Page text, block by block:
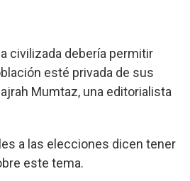
civilizada debería permitir
esté privada de sus
Mumtaz, una editorialista
a las elecciones dicen tener
este tema.